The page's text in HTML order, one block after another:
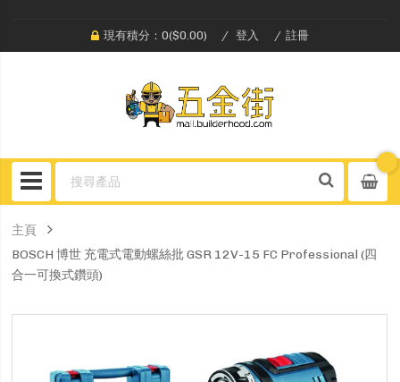
現有積分：0($0.00) 登入 註冊
主頁
BOSCH 博世 充電式電動螺絲批 GSR 12V-15 FC Professional (四
合一可換式鑽頭)